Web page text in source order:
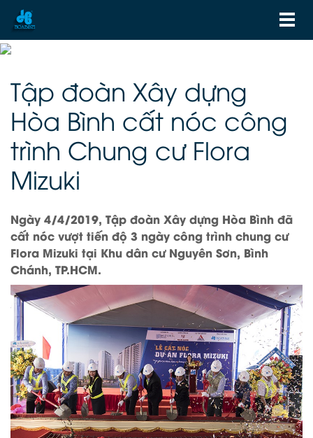
Tập đoàn Xây dựng
Hòa Bình cất nóc công
trình Chung cư Flora
Mizuki
Ngày 4/4/2019, Tập đoàn Xây dựng Hòa Bình đã
cất nóc vượt tiến độ 3 ngày công trình chung cư
Flora Mizuki tại Khu dân cư Nguyên Sơn, Bình
Chánh, TP.HCM.